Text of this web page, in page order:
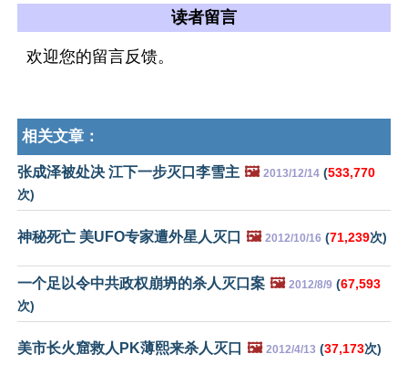
读者留言
欢迎您的留言反馈。
相关文章：
张成泽被处决 江下一步灭口李雪主 🖼️ 2013/12/14 (533,770
次)
神秘死亡 美UFO专家遭外星人灭口 🖼️ 2012/10/16 (71,239次)
一个足以令中共政权崩坍的杀人灭口案 🖼️ 2012/8/9 (67,593
次)
美市长火窟救人PK薄熙来杀人灭口 🖼️ 2012/4/13 (37,173次)